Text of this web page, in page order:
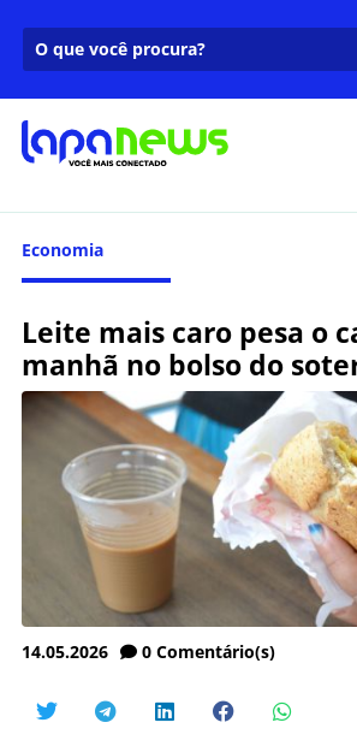
Economia
Leite mais caro pesa o
manhã no bolso do
14.05.2026 0 Comentário(s)